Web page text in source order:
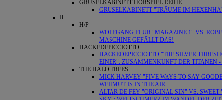
GRUSELKABINETT HÖRSPIEL-REIHE
GRUSELKABINETT "TRÄUME IM
H
H/P
WOLFGANG FLÜR "MAGAZINE 1" VS.
MASCHINE GEFÄLLT DAS!
HACKEDEPICCIOTTO
HACKEDEPICCIOTTO "THE SILVER
EINER": ZUSAMMENKUNFT DER TITANEN -
THE HALO TREES
MICK HARVEY "FIVE WAYS TO SAY
WEHMUT IS IN THE AIR
ALTAR DE FEY "ORIGINAL SIN" VS.